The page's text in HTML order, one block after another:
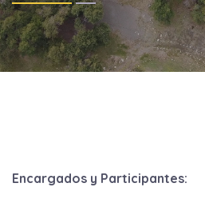
Encargados y Participantes: